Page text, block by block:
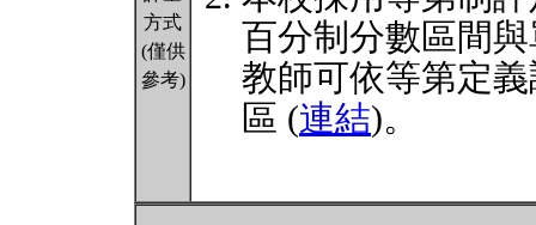
方式
(僅供
參考)
百分制分數區間
教師可依等第定
區 (連結)。